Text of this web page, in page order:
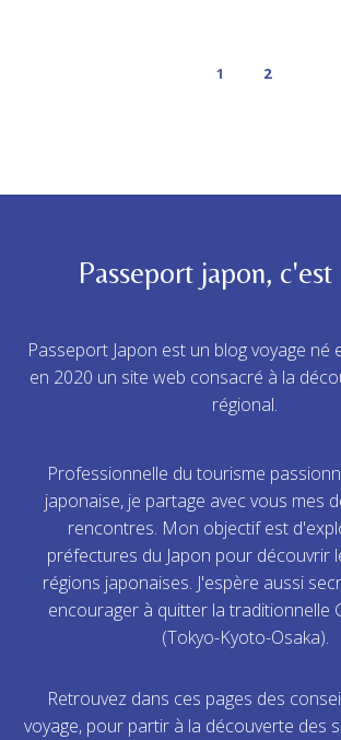
1 2
Passeport japon,
Passeport Japon est un blog voyage né
en 2020 un site web consacré à la
régional.
Professionnelle du tourisme
japonaise, je partage avec vous mes
rencontres. Mon objectif est
préfectures du Japon pour découvrir
régions japonaises. J'espère aussi
encourager à quitter la traditionnelle
(Tokyo-Kyoto-Osaka).
Retrouvez dans ces pages des
voyage, pour partir à la découverte des